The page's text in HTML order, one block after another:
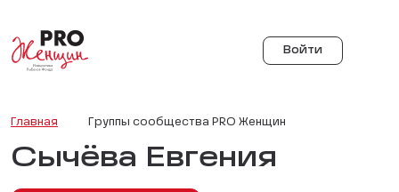
Войти
Главная Группы сообщества PRO Женщин
Сычёва Евгения